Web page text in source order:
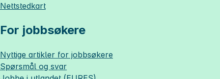
Nettstedkart
For jobbsøkere
Nyttige artikler for jobbsøkere
Spørsmål og svar